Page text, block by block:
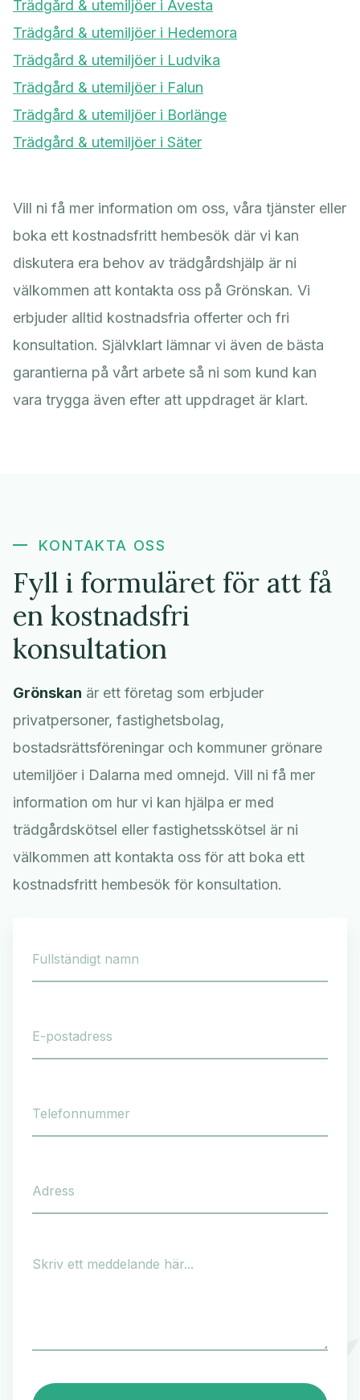
Trädgård & utemiljöer i Avesta
Trädgård & utemiljöer i Hedemora
Trädgård & utemiljöer i Ludvika
Trädgård & utemiljöer i Falun
Trädgård & utemiljöer i Borlänge
Trädgård & utemiljöer i Säter
Vill ni få mer information om oss, våra tjänster eller
boka ett kostnadsfritt hembesök där vi kan
diskutera era behov av trädgårdshjälp är ni
välkommen att kontakta oss på Grönskan. Vi
erbjuder alltid kostnadsfria offerter och fri
konsultation. Självklart lämnar vi även de bästa
garantierna på vårt arbete så ni som kund kan
vara trygga även efter att uppdraget är klart.
KONTAKTA OSS
Fyll i formuläret för att få
en kostnadsfri
konsultation
Grönskan är ett företag som erbjuder
privatpersoner, fastighetsbolag,
bostadsrättsföreningar och kommuner grönare
utemiljöer i Dalarna med omnejd. Vill ni få mer
information om hur vi kan hjälpa er med
trädgårdskötsel eller fastighetsskötsel är ni
välkommen att kontakta oss för att boka ett
kostnadsfritt hembesök för konsultation.